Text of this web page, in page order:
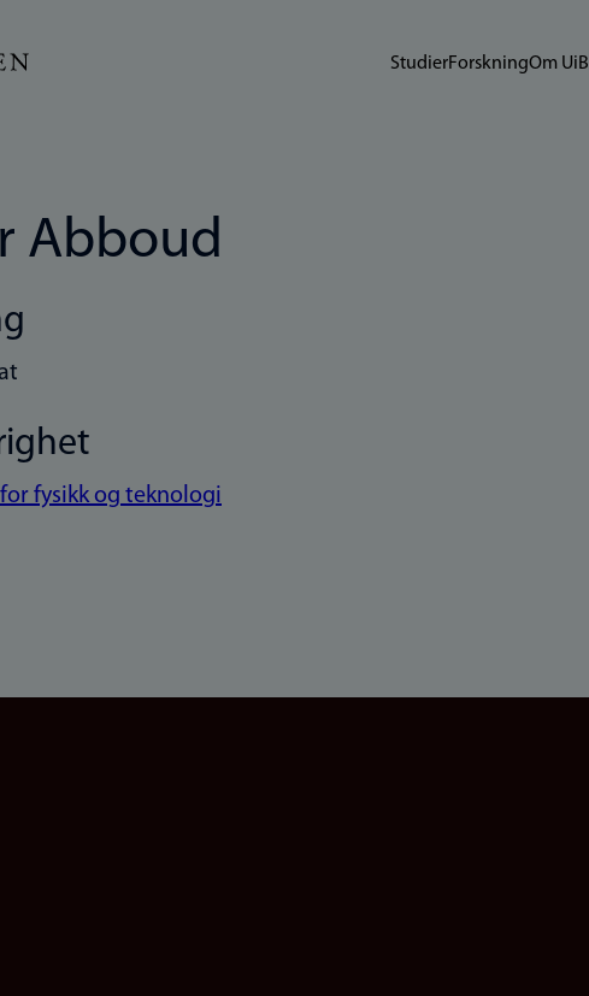
StudierForskningOm UiB
Abboud
fysikk og teknologi